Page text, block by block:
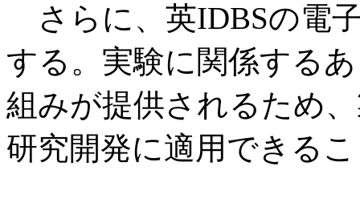
さらに、英IDBSの電
する。実験に関係する
組みが提供されるため
研究開発に適用できる